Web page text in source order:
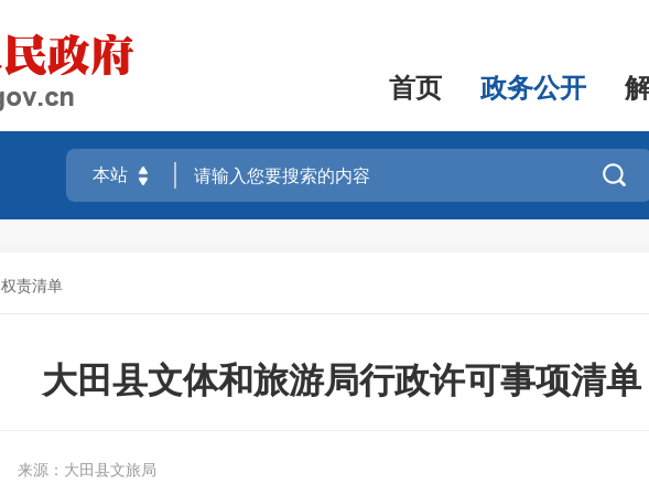
首页 政务公开

权责清单
大田县文体和旅游局行政许可事项清单
来源：大田县文旅局